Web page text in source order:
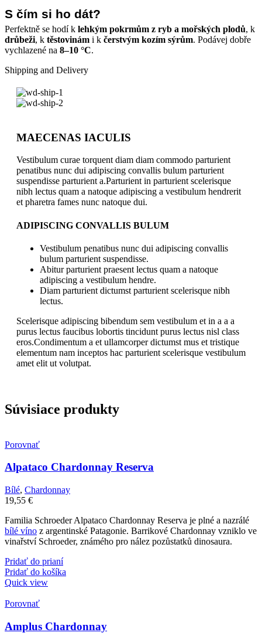
S čím si ho dát?
Perfektně se hodí k lehkým pokrmům z ryb a mořských plodů, k
drůbeži, k těstovinám i k čerstvým kozím sýrům. Podávej dobře
vychlazené na 8–10 °C.
Shipping and Delivery
MAECENAS IACULIS
Vestibulum curae torquent diam diam commodo parturient
penatibus nunc dui adipiscing convallis bulum parturient
suspendisse parturient a.Parturient in parturient scelerisque
nibh lectus quam a natoque adipiscing a vestibulum hendrerit
et pharetra fames nunc natoque dui.
ADIPISCING CONVALLIS BULUM
Vestibulum penatibus nunc dui adipiscing convallis
bulum parturient suspendisse.
Abitur parturient praesent lectus quam a natoque
adipiscing a vestibulum hendre.
Diam parturient dictumst parturient scelerisque nibh
lectus.
Scelerisque adipiscing bibendum sem vestibulum et in a a a
purus lectus faucibus lobortis tincidunt purus lectus nisl class
eros.Condimentum a et ullamcorper dictumst mus et tristique
elementum nam inceptos hac parturient scelerisque vestibulum
amet elit ut volutpat.
Súvisiace produkty
Porovnať
Alpataco Chardonnay Reserva
Bílé, Chardonnay
19,55 €
Familia Schroeder Alpataco Chardonnay Reserva je plné a nazrálé
bílé víno z argentinské Patagonie. Barrikové Chardonnay vzniklo ve
vinařství Schroeder, známého pro nález pozůstatků dinosaura.
Pridať do prianí
Pridať do košíka
Quick view
Porovnať
Amplus Chardonnay